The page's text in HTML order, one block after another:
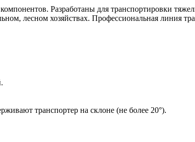
Разработаны для транспортировки
лесном хозяйствах. Профессиональная линия
транспортер на склоне (не более 20°).